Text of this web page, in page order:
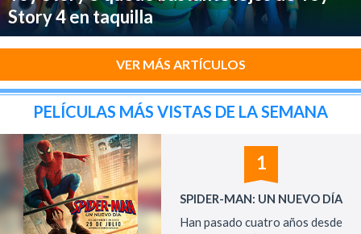
Story 4 en taquilla
VER MÁS ARTÍCULOS
PELÍCULAS MÁS VISTAS DE LA SEMANA
1
SPIDER-MAN: UN NUEVO DÍA
Han pasado cuatro años desde